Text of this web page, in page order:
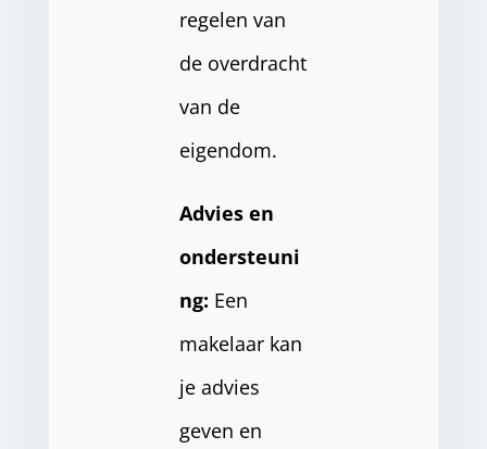
regelen van
de overdracht
van de
eigendom.
Advies en
ondersteuni
ng: Een
makelaar kan
je advies
geven en